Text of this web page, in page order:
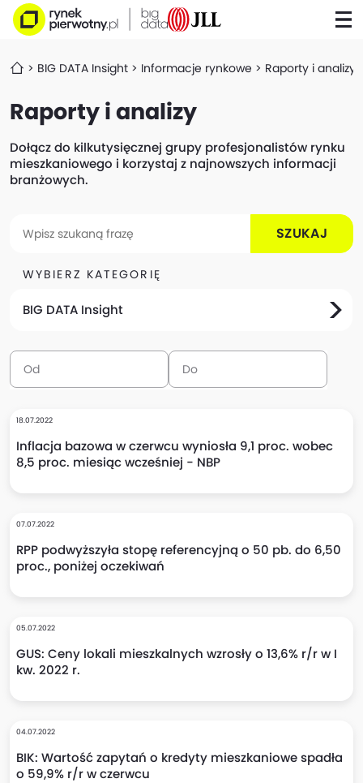
BIG DATA Insight Informacje rynkowe Raporty i analizy
Raporty i analizy
Dołącz do kilkutysięcznej grupy profesjonalistów rynku
mieszkaniowego i korzystaj z najnowszych informacji
branżowych.
SZUKAJ
WYBIERZ KATEGORIĘ
BIG DATA Insight
18.07.2022
Inflacja bazowa w czerwcu wyniosła 9,1 proc. wobec
8,5 proc. miesiąc wcześniej - NBP
07.07.2022
RPP podwyższyła stopę referencyjną o 50 pb. do 6,50
proc., poniżej oczekiwań
05.07.2022
GUS: Ceny lokali mieszkalnych wzrosły o 13,6% r/r w I
kw. 2022 r.
04.07.2022
BIK: Wartość zapytań o kredyty mieszkaniowe spadła
o 59,9% r/r w czerwcu